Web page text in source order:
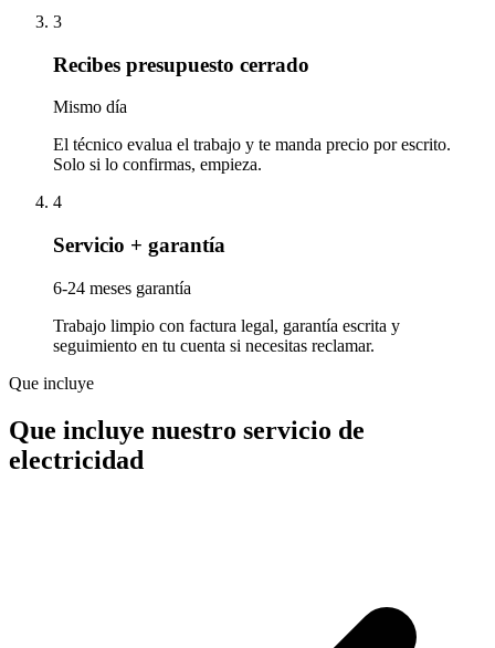
3
Recibes presupuesto cerrado
Mismo día
El técnico evalua el trabajo y te manda precio por escrito.
Solo si lo confirmas, empieza.
4
Servicio + garantía
6-24 meses garantía
Trabajo limpio con factura legal, garantía escrita y
seguimiento en tu cuenta si necesitas reclamar.
Que incluye
Que incluye nuestro servicio de
electricidad